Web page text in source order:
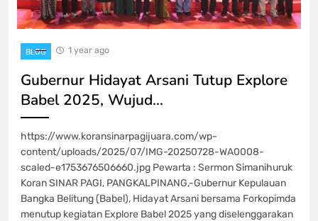
BLOG 1 year ago
Gubernur Hidayat Arsani Tutup Explore
Babel 2025, Wujud…
https://www.koransinarpagijuara.com/wp-
content/uploads/2025/07/IMG-20250728-WA0008-
scaled-e1753676506660.jpg Pewarta : Sermon Simanihuruk
Koran SINAR PAGI, PANGKALPINANG,-Gubernur Kepulauan
Bangka Belitung (Babel), Hidayat Arsani bersama Forkopimda
menutup kegiatan Explore Babel 2025 yang diselenggarakan